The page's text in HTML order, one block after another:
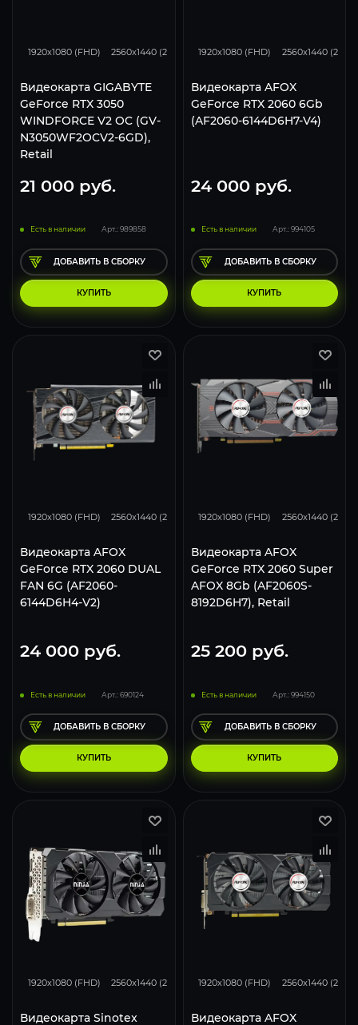
1920x1080 (FHD) 2560x1440 (2K) 3840x2160 (4K)
Видеокарта GIGABYTE
GeForce RTX 3050
WINDFORCE V2 OC (GV-
N3050WF2OCV2-6GD),
Retail
21 000 руб.
Есть в наличии Арт.: 989858
ДОБАВИТЬ В СБОРКУ
КУПИТЬ
1920x1080 (FHD) 2560x1440 (2K)
Видеокарта AFOX
GeForce RTX 2060 6Gb
(AF2060-6144D6H7-V4)
24 000руб.
Есть в наличии Арт.: 994105
ДОБАВИТЬ В СБОРКУ
КУПИТЬ
1920x1080 (FHD) 2560x1440 (2K) 3840x2160 (4K)
Видеокарта AFOX
GeForce RTX 2060 DUAL
FAN 6G (AF2060-
6144D6H4-V2)
24 000 руб.
Есть в наличии Арт.: 690124
ДОБАВИТЬ В СБОРКУ
КУПИТЬ
1920x1080 (FHD) 2560x1440 (2K)
Видеокарта AFOX
GeForce RTX 2060 Super
AFOX 8Gb (AF2060S-
8192D6H7), Retail
25 200руб.
Есть в наличии Арт.: 994150
ДОБАВИТЬ В СБОРКУ
КУПИТЬ
1920x1080 (FHD) 2560x1440 (2K) 3840x2160 (4K)
Видеокарта Sinotex
1920x1080 (FHD) 2560x1440 (2K)
Видеокарта AFOX